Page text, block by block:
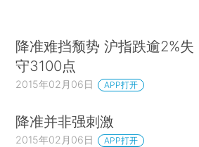
降准难挡颓势 沪指跌逾2%失
守3100点
2015年02月06日 APP打开
降准并非强刺激
2015年02月06日 APP打开